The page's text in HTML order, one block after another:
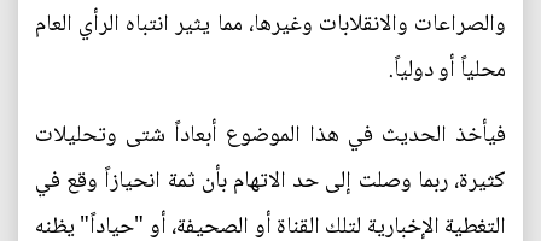
والصراعات والانقلابات وغيرها، مما يثير انتباه الرأي العام
محلياً أو دولياً.
فيأخذ الحديث في هذا الموضوع أبعاداً شتى وتحليلات
كثيرة، ربما وصلت إلى حد الاتهام بأن ثمة انحيازاً وقع في
التغطية الإخبارية لتلك القناة أو الصحيفة، أو "حياداً" يظنه